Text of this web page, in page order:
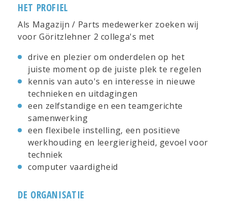
HET PROFIEL
Als Magazijn / Parts medewerker zoeken wij
voor Göritzlehner 2 collega's met
drive en plezier om onderdelen op het
juiste moment op de juiste plek te regelen
kennis van auto's en interesse in nieuwe
technieken en uitdagingen
een zelfstandige en een teamgerichte
samenwerking
een flexibele instelling, een positieve
werkhouding en leergierigheid, gevoel voor
techniek
computer vaardigheid
DE ORGANISATIE